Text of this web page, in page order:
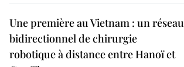
Une première au Vietnam : un réseau
bidirectionnel de chirurgie
robotique à distance entre Hanoï et